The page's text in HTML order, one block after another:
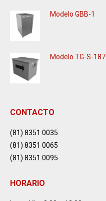
Modelo GBB-1
Modelo TG-S-187
CONTACTO
(81) 8351 0035
(81) 8351 0065
(81) 8351 0095
HORARIO